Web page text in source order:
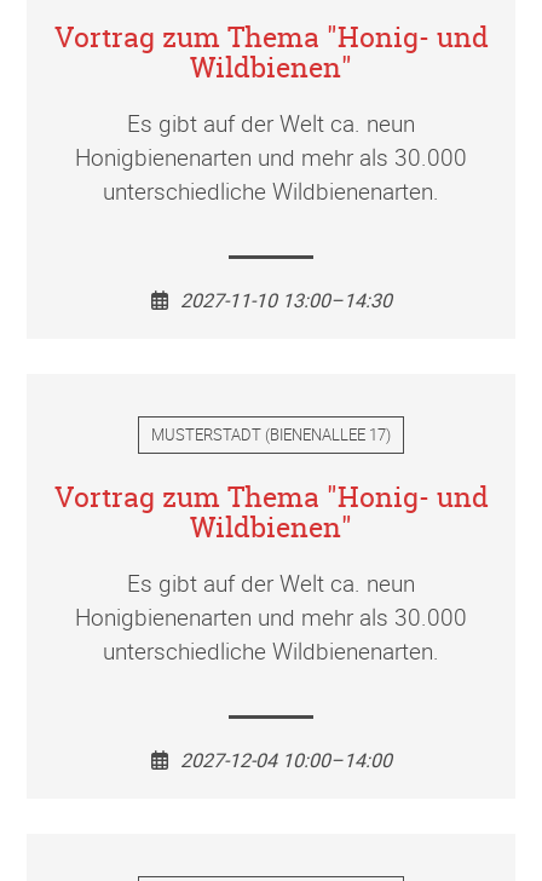
Vortrag zum Thema "Honig- und
Wildbienen"
Es gibt auf der Welt ca. neun
Honigbienenarten und mehr als 30.000
unterschiedliche Wildbienenarten.
2027-11-10 13:00–14:30
MUSTERSTADT (BIENENALLEE 17)
Vortrag zum Thema "Honig- und
Wildbienen"
Es gibt auf der Welt ca. neun
Honigbienenarten und mehr als 30.000
unterschiedliche Wildbienenarten.
2027-12-04 10:00–14:00